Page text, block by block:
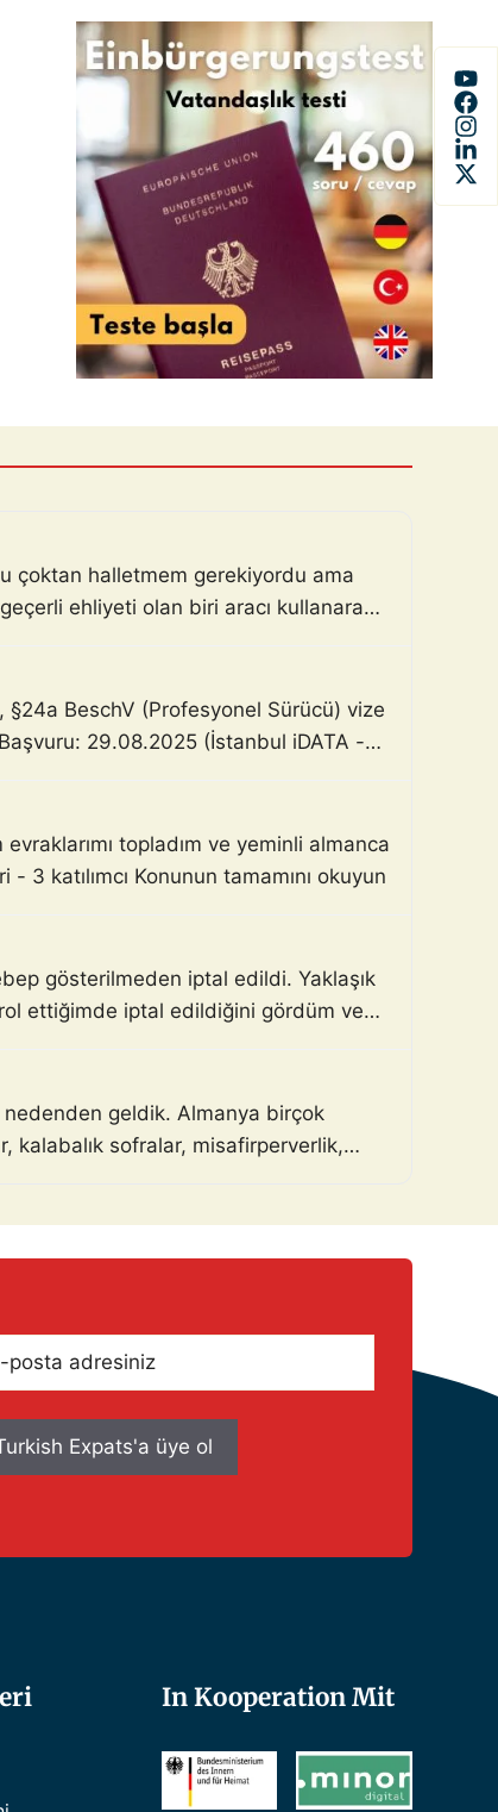
çoktan halletmem gerekiyordu ama
ehliyeti olan biri aracı kullanarak
§24a BeschV (Profesyonel Sürücü) vize
29.08.2025 (İstanbul iDATA -
topladım ve yeminli almanca
katılımcı Konunun tamamını okuyun
gösterilmeden iptal edildi. Yaklaşık
ettiğimde iptal edildiğini gördüm ve
nedenden geldik. Almanya birçok
kalabalık sofralar, misafirperverlik,
In Kooperation Mit